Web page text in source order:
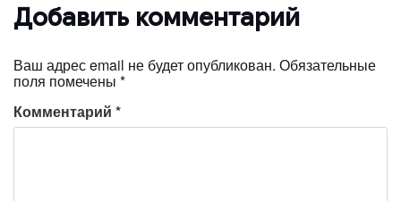
Добавить комментарий
Ваш адрес email не будет опубликован. Обязательные
поля помечены *
Комментарий *